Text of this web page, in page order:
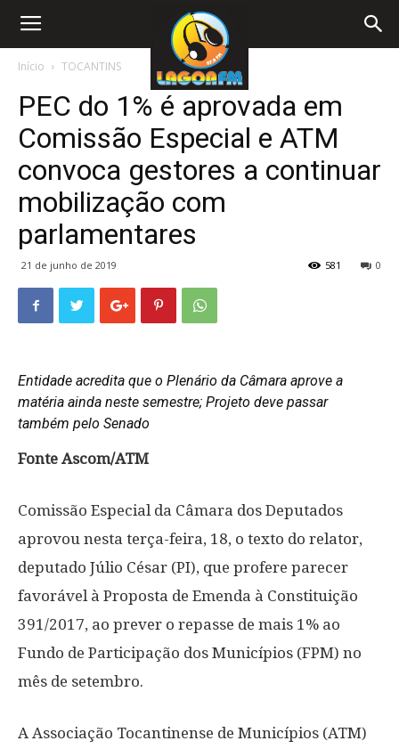
Início TOCANTINS
PEC do 1% é aprovada em
Comissão Especial e ATM
convoca gestores a continuar
mobilização com
parlamentares
21 de junho de 2019 0
581
Entidade acredita que o Plenário da Câmara aprove a
matéria ainda neste semestre; Projeto deve passar
também pelo Senado
Fonte Ascom/ATM
Comissão Especial da Câmara dos Deputados
aprovou nesta terça-feira, 18, o texto do relator,
deputado Júlio César (PI), que profere parecer
favorável à Proposta de Emenda à Constituição
391/2017, ao prever o repasse de mais 1% ao
Fundo de Participação dos Municípios (FPM) no
mês de setembro.
A Associação Tocantinense de Municípios (ATM)